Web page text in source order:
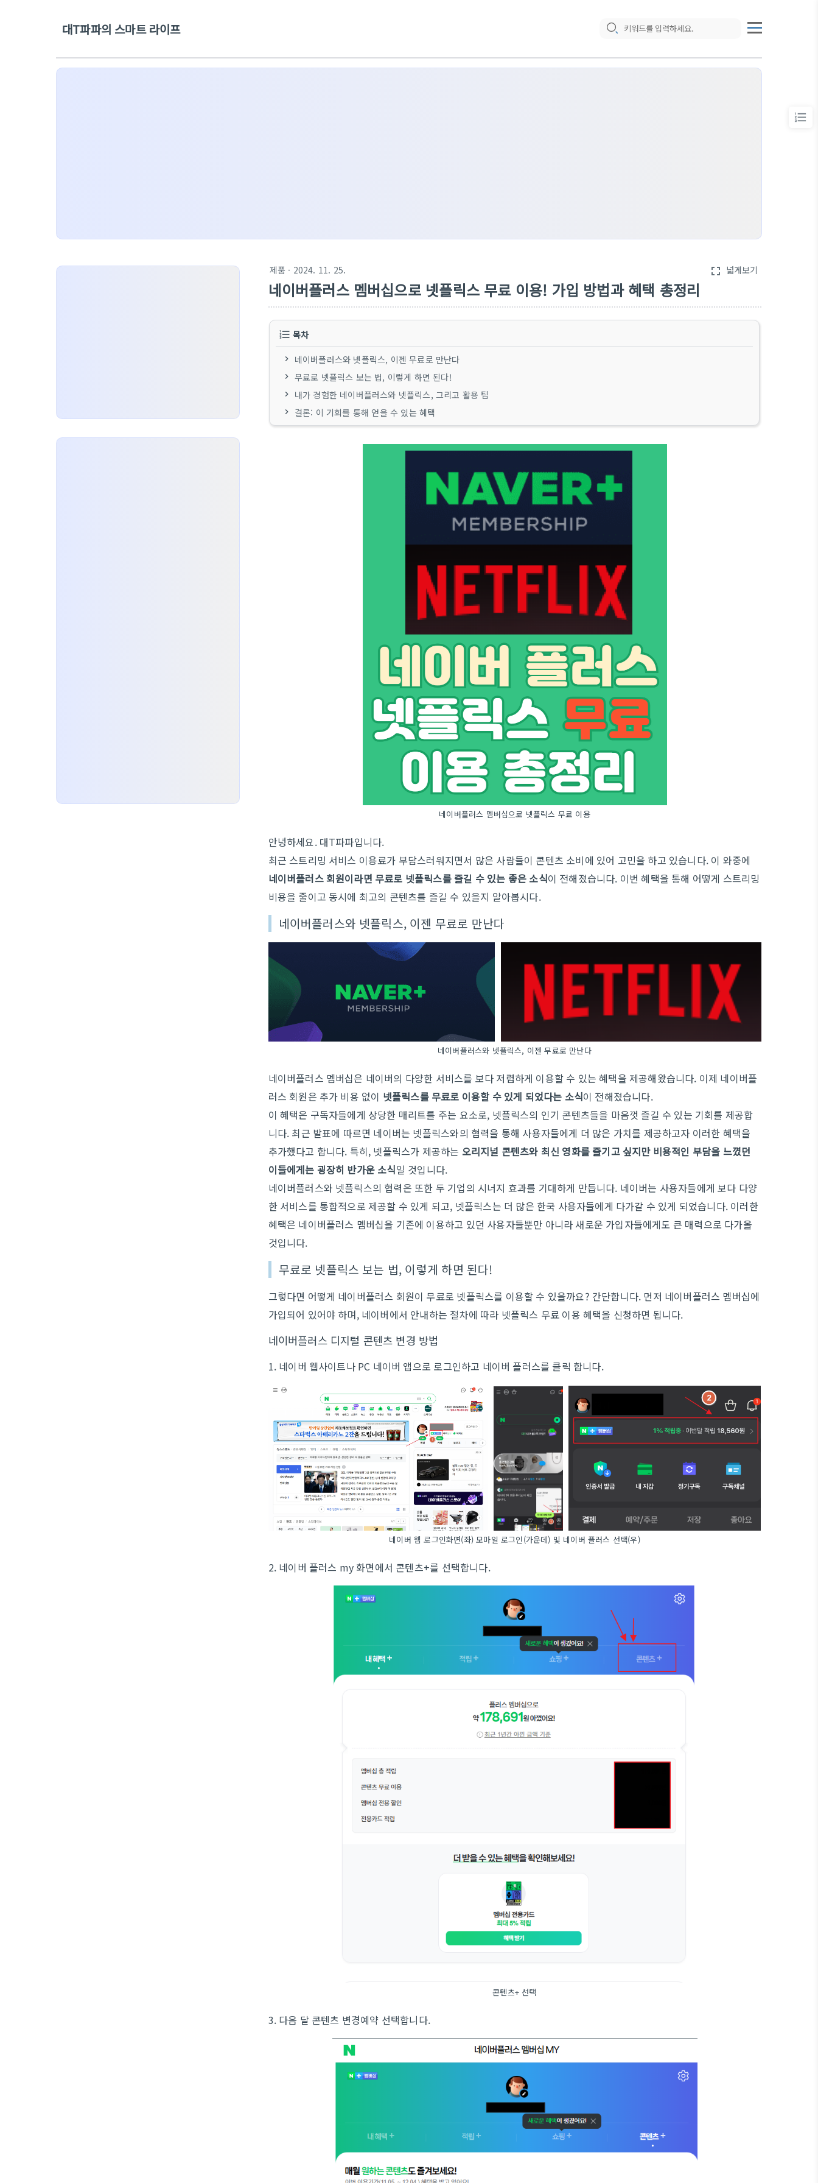
대T파파의 스마트 라이프
제품 · 2024. 11. 25. fullscreen 넓게보기
네이버플러스 멤버십으로 넷플릭스 무료 이용! 가입 방법과 혜택 총정리
목차
네이버플러스와 넷플릭스, 이젠 무료로 만난다
무료로 넷플릭스 보는 법, 이렇게 하면 된다!
내가 경험한 네이버플러스와 넷플릭스, 그리고 활용 팁
결론: 이 기회를 통해 얻을 수 있는 혜택
네이버플러스 멤버십으로 넷플릭스 무료 이용
안녕하세요. 대T파파입니다.
최근 스트리밍 서비스 이용료가 부담스러워지면서 많은 사람들이 콘텐츠 소비에 있어 고민을 하고 있습니다. 이 와중에
네이버플러스 회원이라면 무료로 넷플릭스를 즐길 수 있는 좋은 소식이 전해졌습니다. 이번 혜택을 통해 어떻게 스트리밍
비용을 줄이고 동시에 최고의 콘텐츠를 즐길 수 있을지 알아봅시다.
네이버플러스와 넷플릭스, 이젠 무료로 만난다
네이버플러스와 넷플릭스, 이젠 무료로 만난다
네이버플러스 멤버십은 네이버의 다양한 서비스를 보다 저렴하게 이용할 수 있는 혜택을 제공해왔습니다. 이제 네이버플
러스 회원은 추가 비용 없이 넷플릭스를 무료로 이용할 수 있게 되었다는 소식이 전해졌습니다.
이 혜택은 구독자들에게 상당한 매리트를 주는 요소로, 넷플릭스의 인기 콘텐츠들을 마음껏 즐길 수 있는 기회를 제공합
니다. 최근 발표에 따르면 네이버는 넷플릭스와의 협력을 통해 사용자들에게 더 많은 가치를 제공하고자 이러한 혜택을
추가했다고 합니다. 특히, 넷플릭스가 제공하는 오리지널 콘텐츠와 최신 영화를 즐기고 싶지만 비용적인 부담을 느꼈던
이들에게는 굉장히 반가운 소식일 것입니다.
네이버플러스와 넷플릭스의 협력은 또한 두 기업의 시너지 효과를 기대하게 만듭니다. 네이버는 사용자들에게 보다 다양
한 서비스를 통합적으로 제공할 수 있게 되고, 넷플릭스는 더 많은 한국 사용자들에게 다가갈 수 있게 되었습니다. 이러한
혜택은 네이버플러스 멤버십을 기존에 이용하고 있던 사용자들뿐만 아니라 새로운 가입자들에게도 큰 매력으로 다가올
것입니다.
무료로 넷플릭스 보는 법, 이렇게 하면 된다!
그렇다면 어떻게 네이버플러스 회원이 무료로 넷플릭스를 이용할 수 있을까요? 간단합니다. 먼저 네이버플러스 멤버십에
가입되어 있어야 하며, 네이버에서 안내하는 절차에 따라 넷플릭스 무료 이용 혜택을 신청하면 됩니다.
네이버플러스 디지털 콘텐츠 변경 방법
1. 네이버 웹사이트나 PC 네이버 앱으로 로그인하고 네이버 플러스를 클릭 합니다.
네이버 웹 로그인화면(좌) 모마일 로그인(가운데) 및 네이버 플러스 선택(우)
2. 네이버 플러스 my 화면에서 콘텐츠+를 선택합니다.
콘텐츠+ 선택
3. 다음 달 콘텐츠 변경예약 선택합니다.